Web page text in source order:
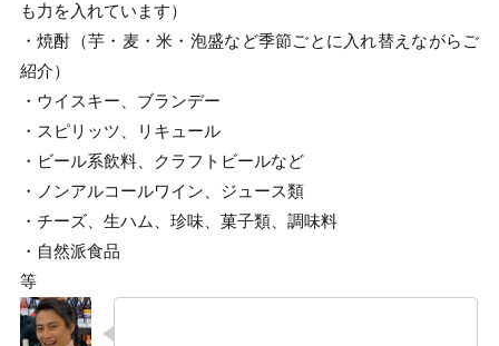
も力を入れています）
・焼酎（芋・麦・米・泡盛など季節ごとに入れ替えながらご
紹介）
・ウイスキー、ブランデー
・スピリッツ、リキュール
・ビール系飲料、クラフトビールなど
・ノンアルコールワイン、ジュース類
・チーズ、生ハム、珍味、菓子類、調味料
・自然派食品
等